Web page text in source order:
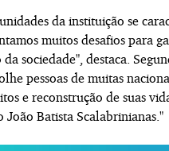
da instituição se
muitos desafios para
sociedade", destaca.
pessoas de muitas
e reconstrução de suas
Batista Scalabrinianas."